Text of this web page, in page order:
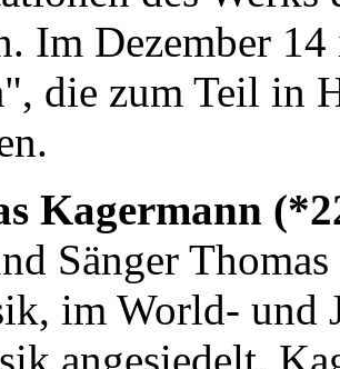
Im Dezember
die zum Teil in
Kagermann
Sänger
im World- und
angesiedelt.